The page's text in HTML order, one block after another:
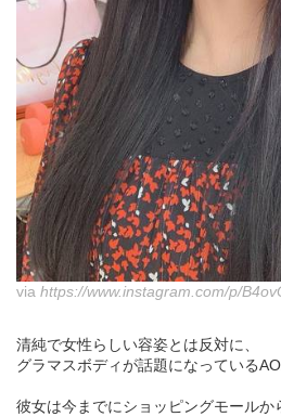
via https://www.instagram.com/p/
清純で女性らしい容姿とは反対に、
グラマスボディが話題になっている
彼女は今までにショッピングモールか